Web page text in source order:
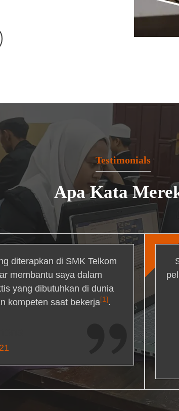
Testimonials
Apa Kata
diterapkan di SMK Telkom
membantu saya dalam
yang dibutuhkan di dunia
kompeten saat bekerja[1].